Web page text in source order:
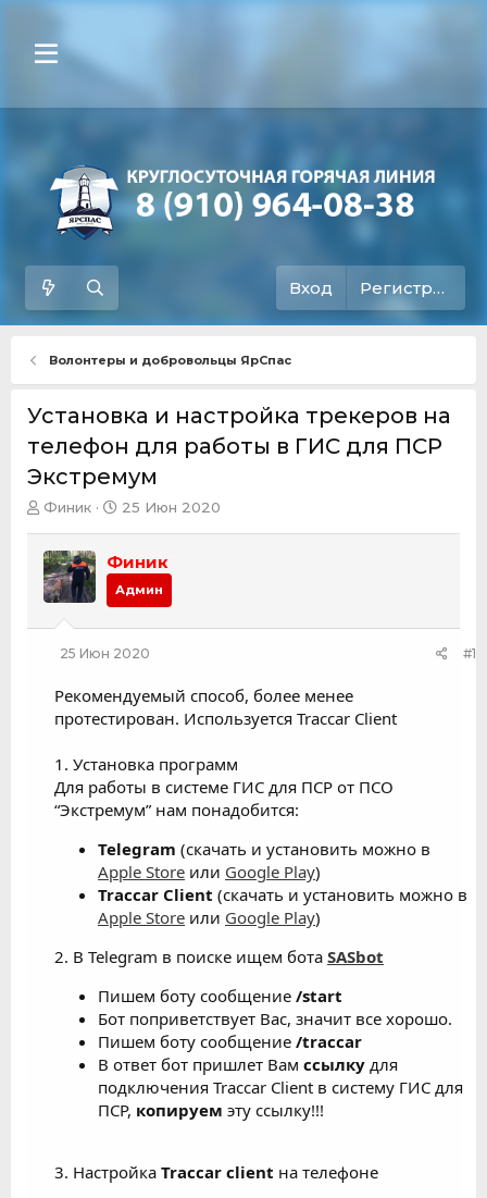
Вход Регистрация
Волонтеры и добровольцы ЯрСпас
Установка и настройка трекеров на
телефон для работы в ГИС для ПСР
Экстремум
А
о
р
т
Финик
Д
а
н
а
л
25 Июн 2020
Финик
Админ
25 Июн 2020 #1
Рекомендуемый способ, более менее
протестирован. Используется Traccar Client
1. Установка программ
Для работы в системе ГИС для ПСР от ПСО
“Экстремум” нам понадобится:
Telegram (скачать и установить можно в
Apple Store или Google Play)
Traccar Client (скачать и установить можно в
Apple Store или Google Play)
2. В Telegram в поиске ищем бота SASbot
Пишем боту сообщение /start
Бот поприветствует Вас, значит все хорошо.
Пишем боту сообщение /traccar
В ответ бот пришлет Вам ссылку для
подключения Traccar Client в систему ГИС для
ПСР, копируем эту ссылку!!!
3. Настройка Traccar client на телефоне